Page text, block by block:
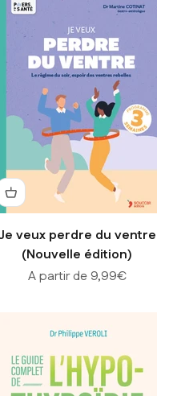
veux perdre du ventre
(Nouvelle édition)
Prix de vente
A partir de 9,99€